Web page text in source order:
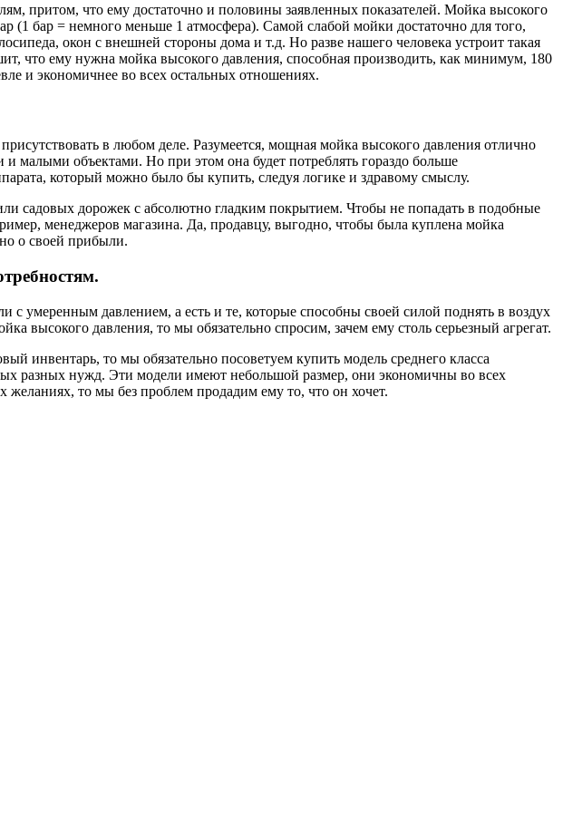
притом, что ему достаточно и половины заявленных показателей. Мойка высокого
(1 бар = немного меньше 1 атмосфера). Самой слабой мойки достаточно для того,
окон с внешней стороны дома и т.д. Но разве нашего человека устроит такая
что ему нужна мойка высокого давления, способная производить, как минимум, 180
и экономичнее во всех остальных отношениях.
в любом деле. Разумеется, мощная мойка высокого давления отлично
малыми объектами. Но при этом она будет потреблять гораздо больше
который можно было бы купить, следуя логике и здравому смыслу.
садовых дорожек с абсолютно гладким покрытием. Чтобы не попадать в подобные
менеджеров магазина. Да, продавцу, выгодно, чтобы была куплена мойка
о своей прибыли.
умеренным давлением, а есть и те, которые способны своей силой поднять в воздух
высокого давления, то мы обязательно спросим, зачем ему столь серьезный агрегат.
инвентарь, то мы обязательно посоветуем купить модель среднего класса
разных нужд. Эти модели имеют небольшой размер, они экономичны во всех
то мы без проблем продадим ему то, что он хочет.